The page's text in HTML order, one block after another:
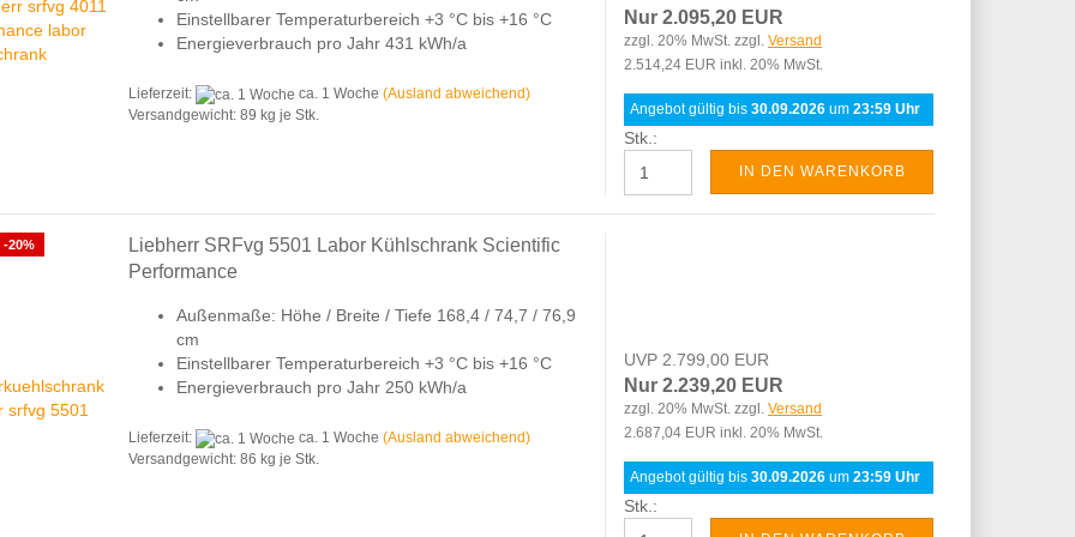
Einstellbarer Temperaturbereich +3 °C bis +16 °C
Energieverbrauch pro Jahr 431 kWh/a
Lieferzeit: ca. 1 Woche (Ausland abweichend)
Versandgewicht: 89 kg je Stk.
Nur 2.095,20 EUR
zzgl. 20% MwSt. zzgl. Versand
2.514,24 EUR inkl. 20% MwSt.
Angebot gültig bis 30.09.2026 um 23:59 Uhr
Stk.:
IN DEN WARENKORB
-20%
Liebherr SRFvg 5501 Labor Kühlschrank Scientific
Performance
Außenmaße: Höhe / Breite / Tiefe 168,4 / 74,7 / 76,9
cm
Einstellbarer Temperaturbereich +3 °C bis +16 °C
Energieverbrauch pro Jahr 250 kWh/a
Lieferzeit: ca. 1 Woche (Ausland abweichend)
Versandgewicht: 86 kg je Stk.
UVP 2.799,00 EUR
Nur 2.239,20 EUR
zzgl. 20% MwSt. zzgl. Versand
2.687,04 EUR inkl. 20% MwSt.
Angebot gültig bis 30.09.2026 um 23:59 Uhr
Stk.: